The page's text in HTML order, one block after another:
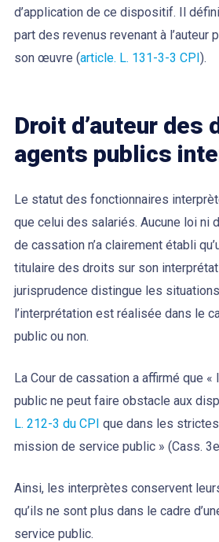
d’application de ce dispositif. Il
part des revenus revenant à l’auteur
son œuvre (article. L. 131-3-3 CPI).
Droit d’auteur des
agents publics
Le statut des fonctionnaires
que celui des salariés. Aucune loi ni
de cassation n’a clairement établi
titulaire des droits sur son
jurisprudence distingue les
l’interprétation est réalisée dans le
public ou non.
La Cour de cassation a affirmé que «
public ne peut faire obstacle aux
L. 212-3 du CPI que dans les
mission de service public » (Cass.
Ainsi, les interprètes conservent
qu’ils ne sont plus dans le cadre
service public.